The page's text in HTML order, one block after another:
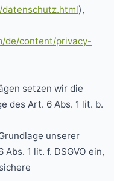
),
de/content/privacy-
setzen wir die
des Art. 6 Abs. 1 lit. b.
unserer
1 lit. f. DSGVO ein,